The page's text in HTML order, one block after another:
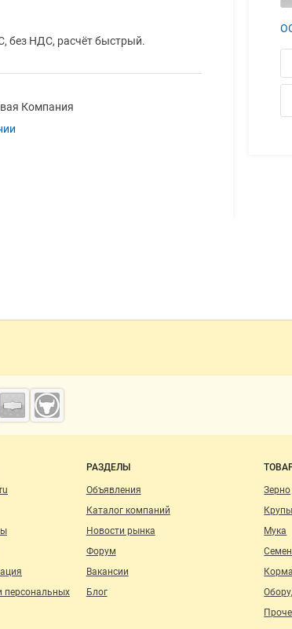
без НДС, расчёт быстрый.
Компания
персональных
РАЗДЕЛЫ
Объявления
Каталог компаний
Новости рынка
Форум
Вакансии
Блог
Зерно
Крупы
Мука
Корма